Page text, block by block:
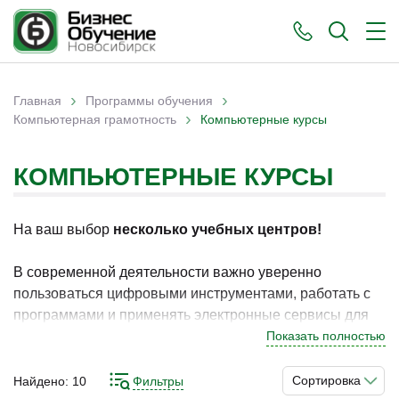
Вы здесь
Главная › Программы обучения ›
Компьютерная грамотность › Компьютерные курсы
КОМПЬЮТЕРНЫЕ КУРСЫ
На ваш выбор несколько учебных центров!
В современной деятельности важно уверенно
пользоваться цифровыми инструментами, работать с
программами и применять электронные сервисы для
решения различных задач. В Новосибирске программы
специалистов и пользователей, которые стремятся
Показать полностью
Сортировка
Найдено: 10 Фильтры